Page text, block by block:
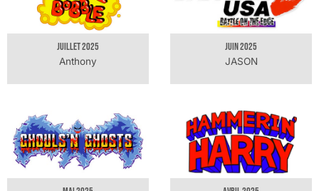
JUILLET 2025
Anthony
JUIN 2025
JASON